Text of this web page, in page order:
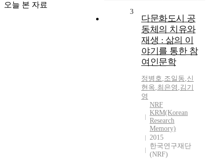
오늘 본 자료
3
다문화도시 공
동체의 치유와
재생 : 삶의 이
야기를 통한 참
여인문학
정병호,조일동,신
현옥,최은영 ,김기
영
NRF
KRM(Korean
Research
Memory)
2015
한국연구재단
(NRF)